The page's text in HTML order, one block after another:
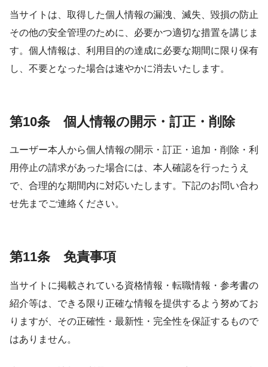
当サイトは、取得した個人情報の漏洩、滅失、毀損の防止
その他の安全管理のために、必要かつ適切な措置を講じま
す。個人情報は、利用目的の達成に必要な期間に限り保有
し、不要となった場合は速やかに消去いたします。
第10条 個人情報の開示・訂正・削除
ユーザー本人から個人情報の開示・訂正・追加・削除・利
用停止の請求があった場合には、本人確認を行ったうえ
で、合理的な期間内に対応いたします。下記のお問い合わ
せ先までご連絡ください。
第11条 免責事項
当サイトに掲載されている資格情報・転職情報・参考書の
紹介等は、できる限り正確な情報を提供するよう努めてお
りますが、その正確性・最新性・完全性を保証するもので
はありません。